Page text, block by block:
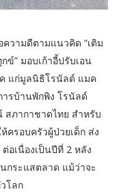
วามดีตามแนวคิด “เติม
” มอบเก้าอี้ปรับเอน
แก่มูลนิธิโรนัลด์ แมค
ารบ้านพักพิง โรนัลด์
สภากาชาดไทย สำหรับ
ครอบครัวผู้ป่วยเด็ก ส่ง
อเนื่องเป็นปีที่ 2 หลัง
กระแสตลาด แม้ว่าจะ
โลก